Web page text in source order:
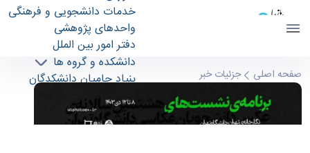
خدمات دانشجویی و فرهنگی
واحدهای پژوهشی
دفتر امور بین الملل
دانشکده و گروه ها
بنیاد حامیان دانشکدگان
ارتباط با ما
برنامه هشتمين سالانه عكس دانشجويان عكاسي
دانشگاه تهران - دانشکدگان هنر های زیبا finearts
صفحه اصلی جزئیات خبر